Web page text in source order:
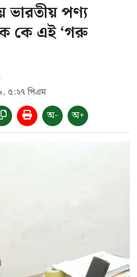
ভারতীয় পণ্য
কে এই ‘গরু
৫:২৭ পিএম
অ- অ+